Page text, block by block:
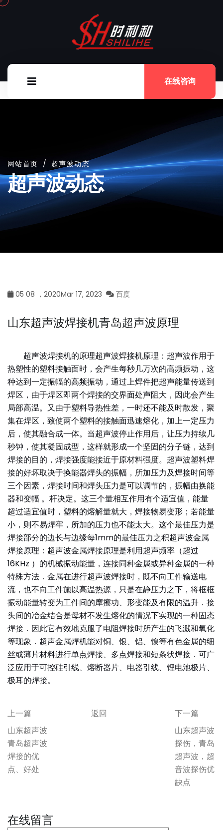
在线咨询
网站首页 / 超声波动态
超声波动态
05 08 ，2020Mar 17, 2023 百度
山东超声波焊接机青岛超声波原理
超声波焊接机的原理超声波焊接机原理：超声波作用于
热塑性的塑料接触面时，会产生每秒几万次的高频振动，这
种达到一定振幅的高频振动，通过上焊件把超声能量传送到
焊区，由于焊区即两个焊接的交界面处声阻大，因此会产生
局部高温。又由于塑料导热性差，一时还不能及时散发，聚
集在焊区，致使两个塑料的接触面迅速熔化，加上一定压力
后，使其融合成一体。当超声波停止作用后，让压力持续几
秒钟，使其凝固成型，这样就形成一个坚固的分子链，达到
焊接的目的，焊接强度能接近于原材料强度。超声波塑料焊
接的好坏取决于换能器焊头的振幅，所加压力及焊接时间等
三个因素，焊接时间和焊头压力是可以调节的，振幅由换能
器和变幅 。杆决定。这三个量相互作用有个适宜值，能量
超过适宜值时，塑料的熔解量就大，焊接物易变形；若能量
小，则不易焊牢，所加的压力也不能太大。这个最佳压力是
焊接部分的边长与边缘每1mm的最佳压力之积超声波金属
焊接原理：超声波金属焊接原理是利用超声频率（超过
16KHz ）的机械振动能量，连接同种金属或异种金属的一种
特殊方法．金属在进行超声波焊接时，既不向工件输送电
流，也不向工件施以高温热源，只是在静压力之下，将框框
振动能量转变为工件间的摩擦功、形变能及有限的温升．接
头间的冶金结合是母材不发生熔化的情况下实现的一种固态
焊接．因此它有效地克服了电阻焊接时所产生的飞溅和氧化
等现象．超声金属焊机能对铜、银、铝、镍等有色金属的细
丝或薄片材料进行单点焊接、多点焊接和短条状焊接．可广
泛应用于可控硅引线、熔断器片、电器引线、锂电池极片、
极耳的焊接。
上一篇
山东超声波
青岛超声波
焊接的优
点、好处
返回
下一篇
山东超声波
探伤，青岛
超声波，超
音波探伤优
缺点
在线留言